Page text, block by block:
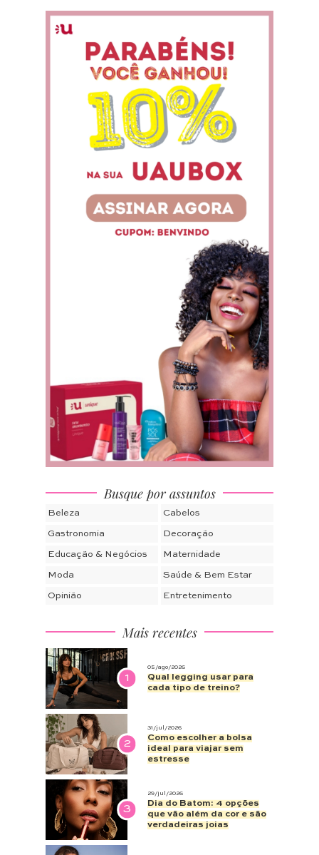
Busque por assuntos
Beleza Cabelos
Gastronomia Decoração
Educação & Negócios Maternidade
Moda Saúde & Bem Estar
Opinião Entretenimento
Mais recentes
1
05/ago/2026
Qual legging usar para
cada tipo de treino?
2
31/jul/2026
Como escolher a bolsa
ideal para viajar sem
estresse
3
29/jul/2026
Dia do Batom: 4 opções
que vão além da cor e são
verdadeiras joias